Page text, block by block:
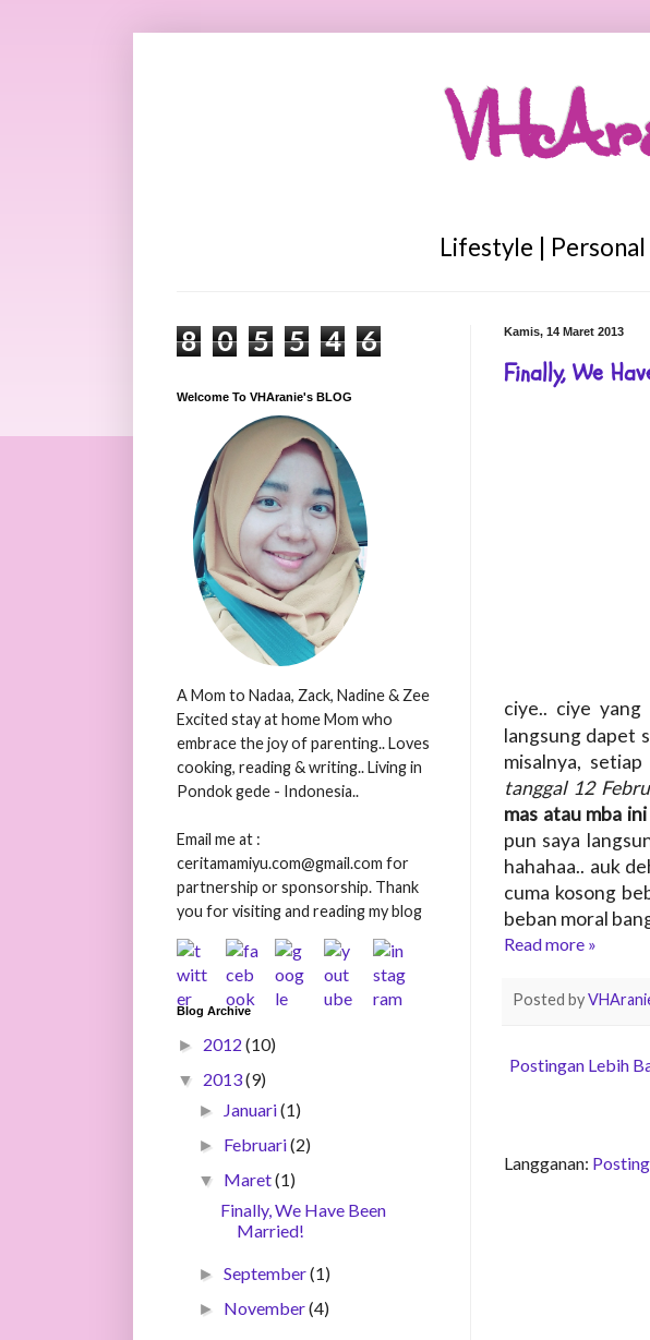
Lifestyle |
Kamis, 14 Maret 2013
Finally, We
ciye.. ciye yang
langsung dapet
misalnya,
tanggal 12
mas atau mba
pun saya
hahahaa.. auk
cuma kosong
beban moral
Read more »
Posted by
Postingan Lebih
Langganan:
8 0 5 5 4 6
Welcome To VHAranie's BLOG
A Mom to Nadaa, Zack, Nadine & Zee
Excited stay at home Mom who
embrace the joy of parenting.. Loves
cooking, reading & writing.. Living in
Pondok gede - Indonesia..
Email me at :
ceritamamiyu.com@gmail.com for
partnership or sponsorship. Thank
you for visiting and reading my blog
Blog Archive
► 2012 (10)
▼ 2013(9)
► Januari(1)
► Februari(2)
▼ Maret(1)
Finally, We Have Been
Married!
►September(1)
► November(4)